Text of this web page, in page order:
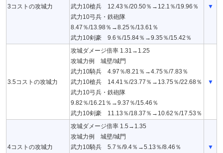
3コストの攻城力
武力10槍兵 12.43％/20.50％→12.1％/19.96％
武力10弓兵・鉄砲隊
8.47％/13.98％→8.25％/13.61％
武力10剣豪 9.6％/15.84％→9.35％/15.42％
▼
3.5コストの攻城力
攻城ダメージ倍率 1.31→1.25
攻城力例 城壁/城門
武力10騎兵 4.97％/8.21％→4.75％/7.83％
武力10槍兵 14.41％/23.77％→13.75％/22.68％
武力10弓兵・鉄砲隊
9.82％/16.21％→9.37％/15.46％
武力10剣豪 11.13％/18.37％→10.62％/17.53％
▼
4コストの攻城力
攻城ダメージ倍率 1.5→1.35
攻城力例 城壁/城門
武力10騎兵 5.7％/9.4％→5.13％/8.46％
▼